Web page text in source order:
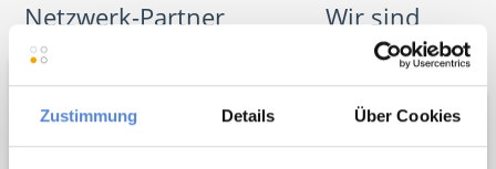
Zustimmung Details Über Cookies
Netzwerk-Partner
Wir sind
Unterstützer